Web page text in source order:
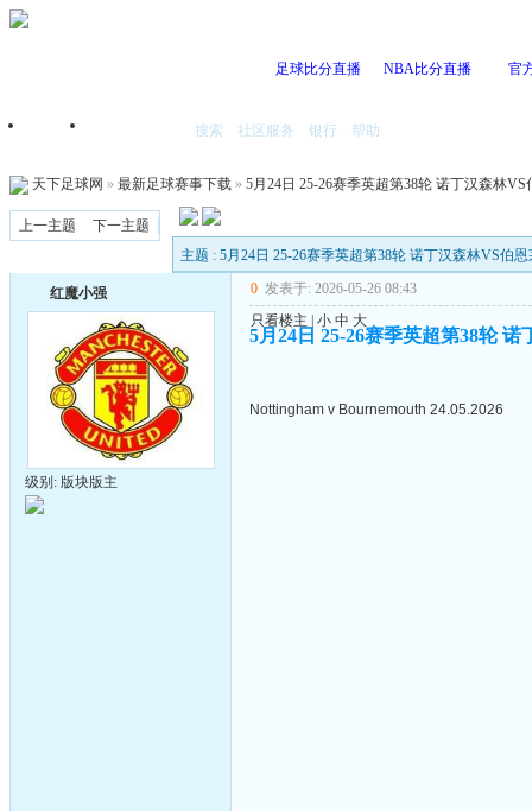
足球比分直播 NBA比分直播 官
首页 搜索 社区服务 银行 帮助
天下足球网 » 最新足球赛事下载 » 5月24日 25-26赛季英超第38轮 诺丁汉森林
上一主题
下一主题
主题 : 5月24日 25-26赛季英超第38轮 诺丁汉森林VS伯
红魔小强
级别: 版块版主
0 发表于: 2026-05-26 08:43
只看楼主
小 中 大
5月24日 25-26赛季英超第38轮
Nottingham v Bournemouth 24.05.2026